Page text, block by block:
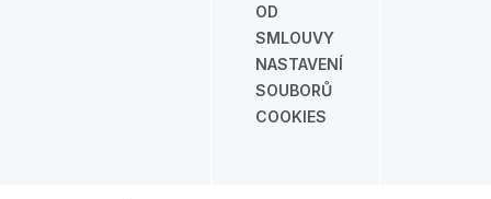
OD
SMLOUVY
NASTAVENÍ
SOUBORŮ
COOKIES